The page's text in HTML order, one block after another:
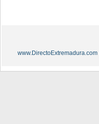
www.DirectoExtremadura.com